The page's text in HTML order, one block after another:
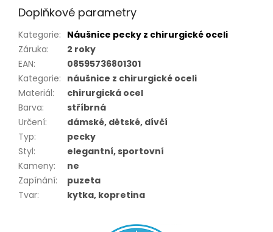
Doplňkové parametry
Kategorie: Náušnice pecky z chirurgické oceli
Záruka:
2 roky
EAN:
08595736801301
Kategorie: náušnice z chirurgické oceli
Materiál:
chirurgická ocel
Barva:
stříbrná
Určení:
dámské, dětské, dívčí
Typ:
pecky
Styl:
elegantní, sportovní
Kameny:
ne
Zapínání:
puzeta
Tvar: kytka, kopretina